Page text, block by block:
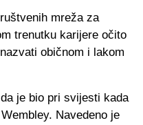
mreža za
trenutku karijere očito
običnom i lakom
je bio pri svijesti kada
Navedeno je